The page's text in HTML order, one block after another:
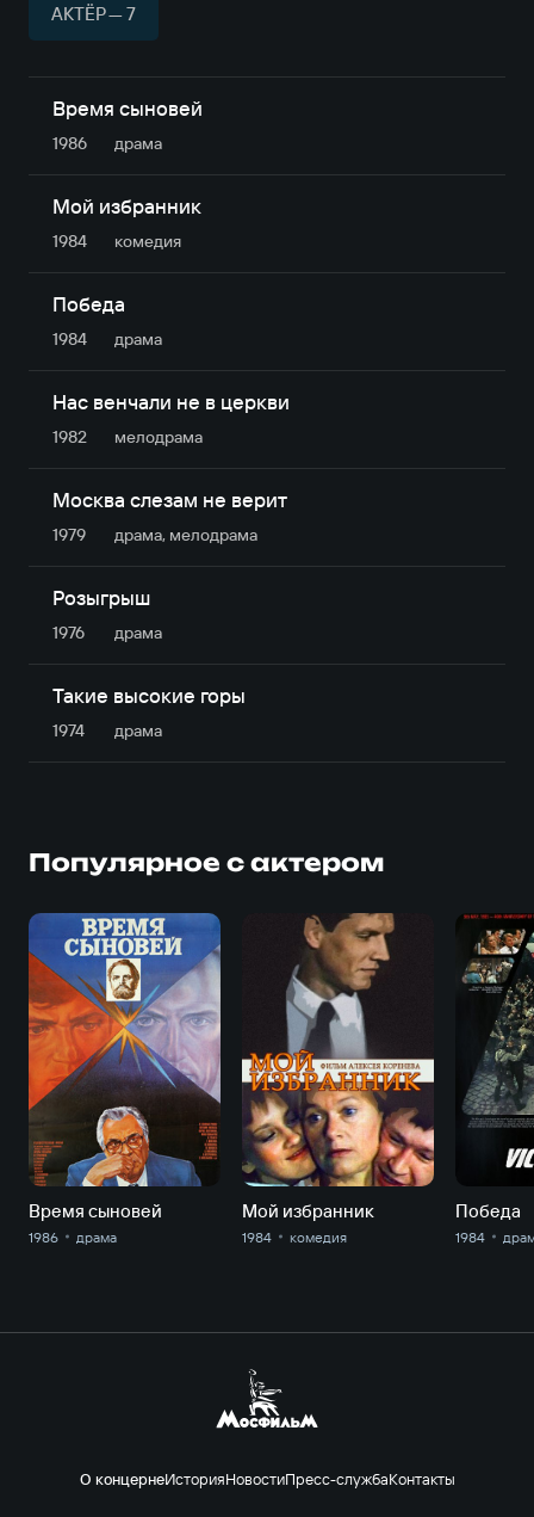
АКТЁР — 7
Время сыновей
1986 драма
Мой избранник
1984 комедия
Победа
1984 драма
Нас венчали не в церкви
1982 мелодрама
Москва слезам не верит
1979 драма, мелодрама
Розыгрыш
1976 драма
Такие высокие горы
1974 драма
Популярное с актером
Время сыновей
1986 драма
Мой избранник
1984 комедия
Победа
1984
О концернеИсторияНовостиПресс-службаКонтакты